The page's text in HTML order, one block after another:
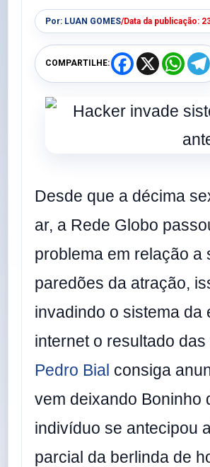
Por: LUAN GOMES/Data da publicação:
COMPARTILHE:
F
a
c
o
X
W
h
a
A
p
Desde que a décima
ar, a Rede Globo
problema em relação
paredões da atração,
invadindo o sistema da
internet o resultado
Pedro Bial consiga
vem deixando Boninho
indivíduo se antecipou
parcial da berlinda de